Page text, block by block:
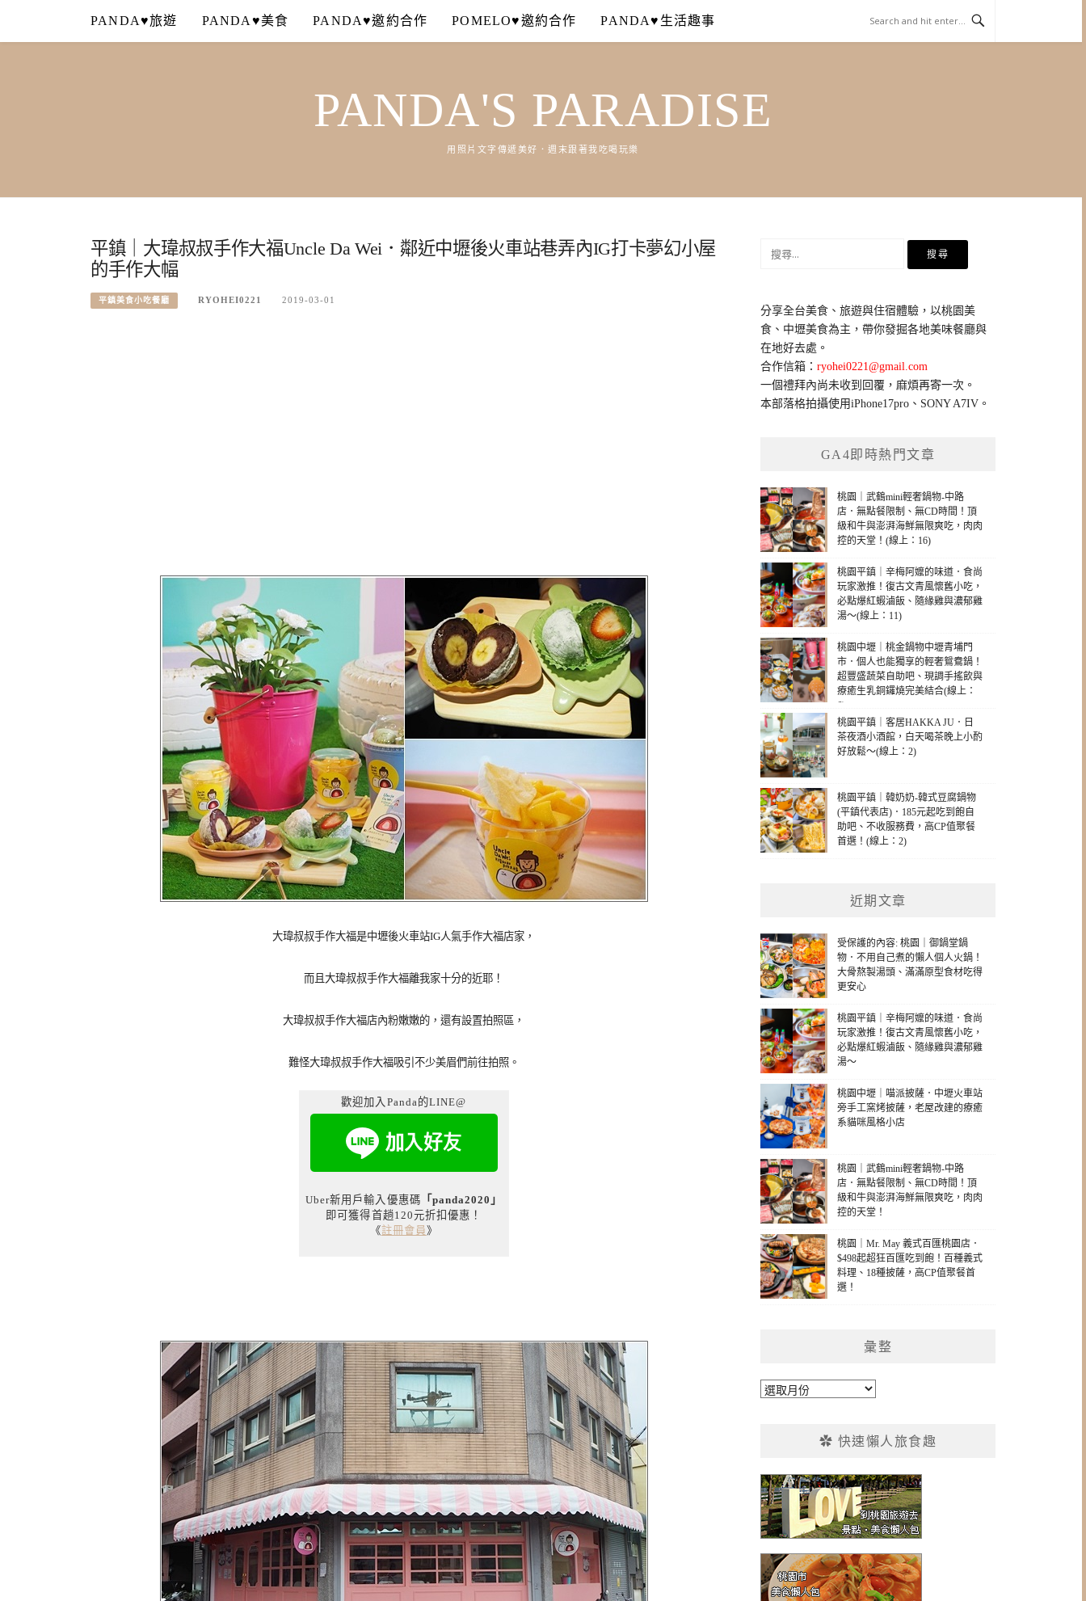
content
PANDA♥旅遊 PANDA♥美食 PANDA♥邀約合作 POMELO♥邀約合作 PANDA♥生活趣事
PANDA'S PARADISE
用照片文字傳遞美好．週末跟著我吃喝玩樂
平鎮｜大瑋叔叔手作大福Uncle Da Wei．鄰近中壢後火車站巷弄內IG打卡夢幻小屋
的手作大幅
平鎮美食小吃餐廳 RYOHEI0221 2019-03-01
大瑋叔叔手作大福是中壢後火車站IG人氣手作大福店家，
而且大瑋叔叔手作大福離我家十分的近耶！
大瑋叔叔手作大福店內粉嫩嫩的，還有設置拍照區，
難怪大瑋叔叔手作大福吸引不少美眉們前往拍照。
歡迎加入Panda的LINE@
Uber新用戶輸入優惠碼 「panda2020」
即可獲得首趟120元折扣優惠！
《註冊會員 》
鍵
字:
分享全台美食、旅遊與住宿體驗，以桃園美
食、中壢美食為主，帶你發掘各地美味餐廳與
在地好去處。
合作信箱：ryohei0221@gmail.com
一個禮拜內尚未收到回覆，麻煩再寄一次。
本部落格拍攝使用iPhone17pro、SONY A7IV。
GA4即時熱門文章
桃園｜武鶴mini輕奢鍋物-中路
店．無點餐限制、無CD時間！頂
級和牛與澎湃海鮮無限爽吃，肉肉
控的天堂！(線上：16)
桃園平鎮｜辛梅阿嬤的味道．食尚
玩家激推！復古文青風懷舊小吃，
必點爆紅蝦滷飯、隨緣雞與濃郁雞
湯～(線上：11)
桃園中壢｜桃金鍋物中壢青埔門
市．個人也能獨享的輕奢鴛鴦鍋！
超豐盛蔬菜自助吧、現調手搖飲與
療癒生乳銅鑼燒完美結合(線上：
6)
桃園平鎮｜客居HAKKA JU．日
茶夜酒小酒館，白天喝茶晚上小酌
好放鬆～(線上：2)
桃園平鎮｜韓奶奶-韓式豆腐鍋物
(平鎮代表店)．185元起吃到飽自
助吧、不收服務費，高CP值聚餐
首選！(線上：2)
近期文章
受保護的內容: 桃園｜御鍋堂鍋
物．不用自己煮的懶人個人火鍋！
大骨熬製湯頭、滿滿原型食材吃得
更安心
桃園平鎮｜辛梅阿嬤的味道．食尚
玩家激推！復古文青風懷舊小吃，
必點爆紅蝦滷飯、隨緣雞與濃郁雞
湯～
桃園中壢｜喵派披薩．中壢火車站
旁手工窯烤披薩，老屋改建的療癒
系貓咪風格小店
桃園｜武鶴mini輕奢鍋物-中路
店．無點餐限制、無CD時間！頂
級和牛與澎湃海鮮無限爽吃，肉肉
控的天堂！
桃園｜Mr. May 義式百匯桃園店．
$498起超狂百匯吃到飽！百種義式
料理、18種披薩，高CP值聚餐首
選！
彙整
彙
✿ 快速懶人旅食趣